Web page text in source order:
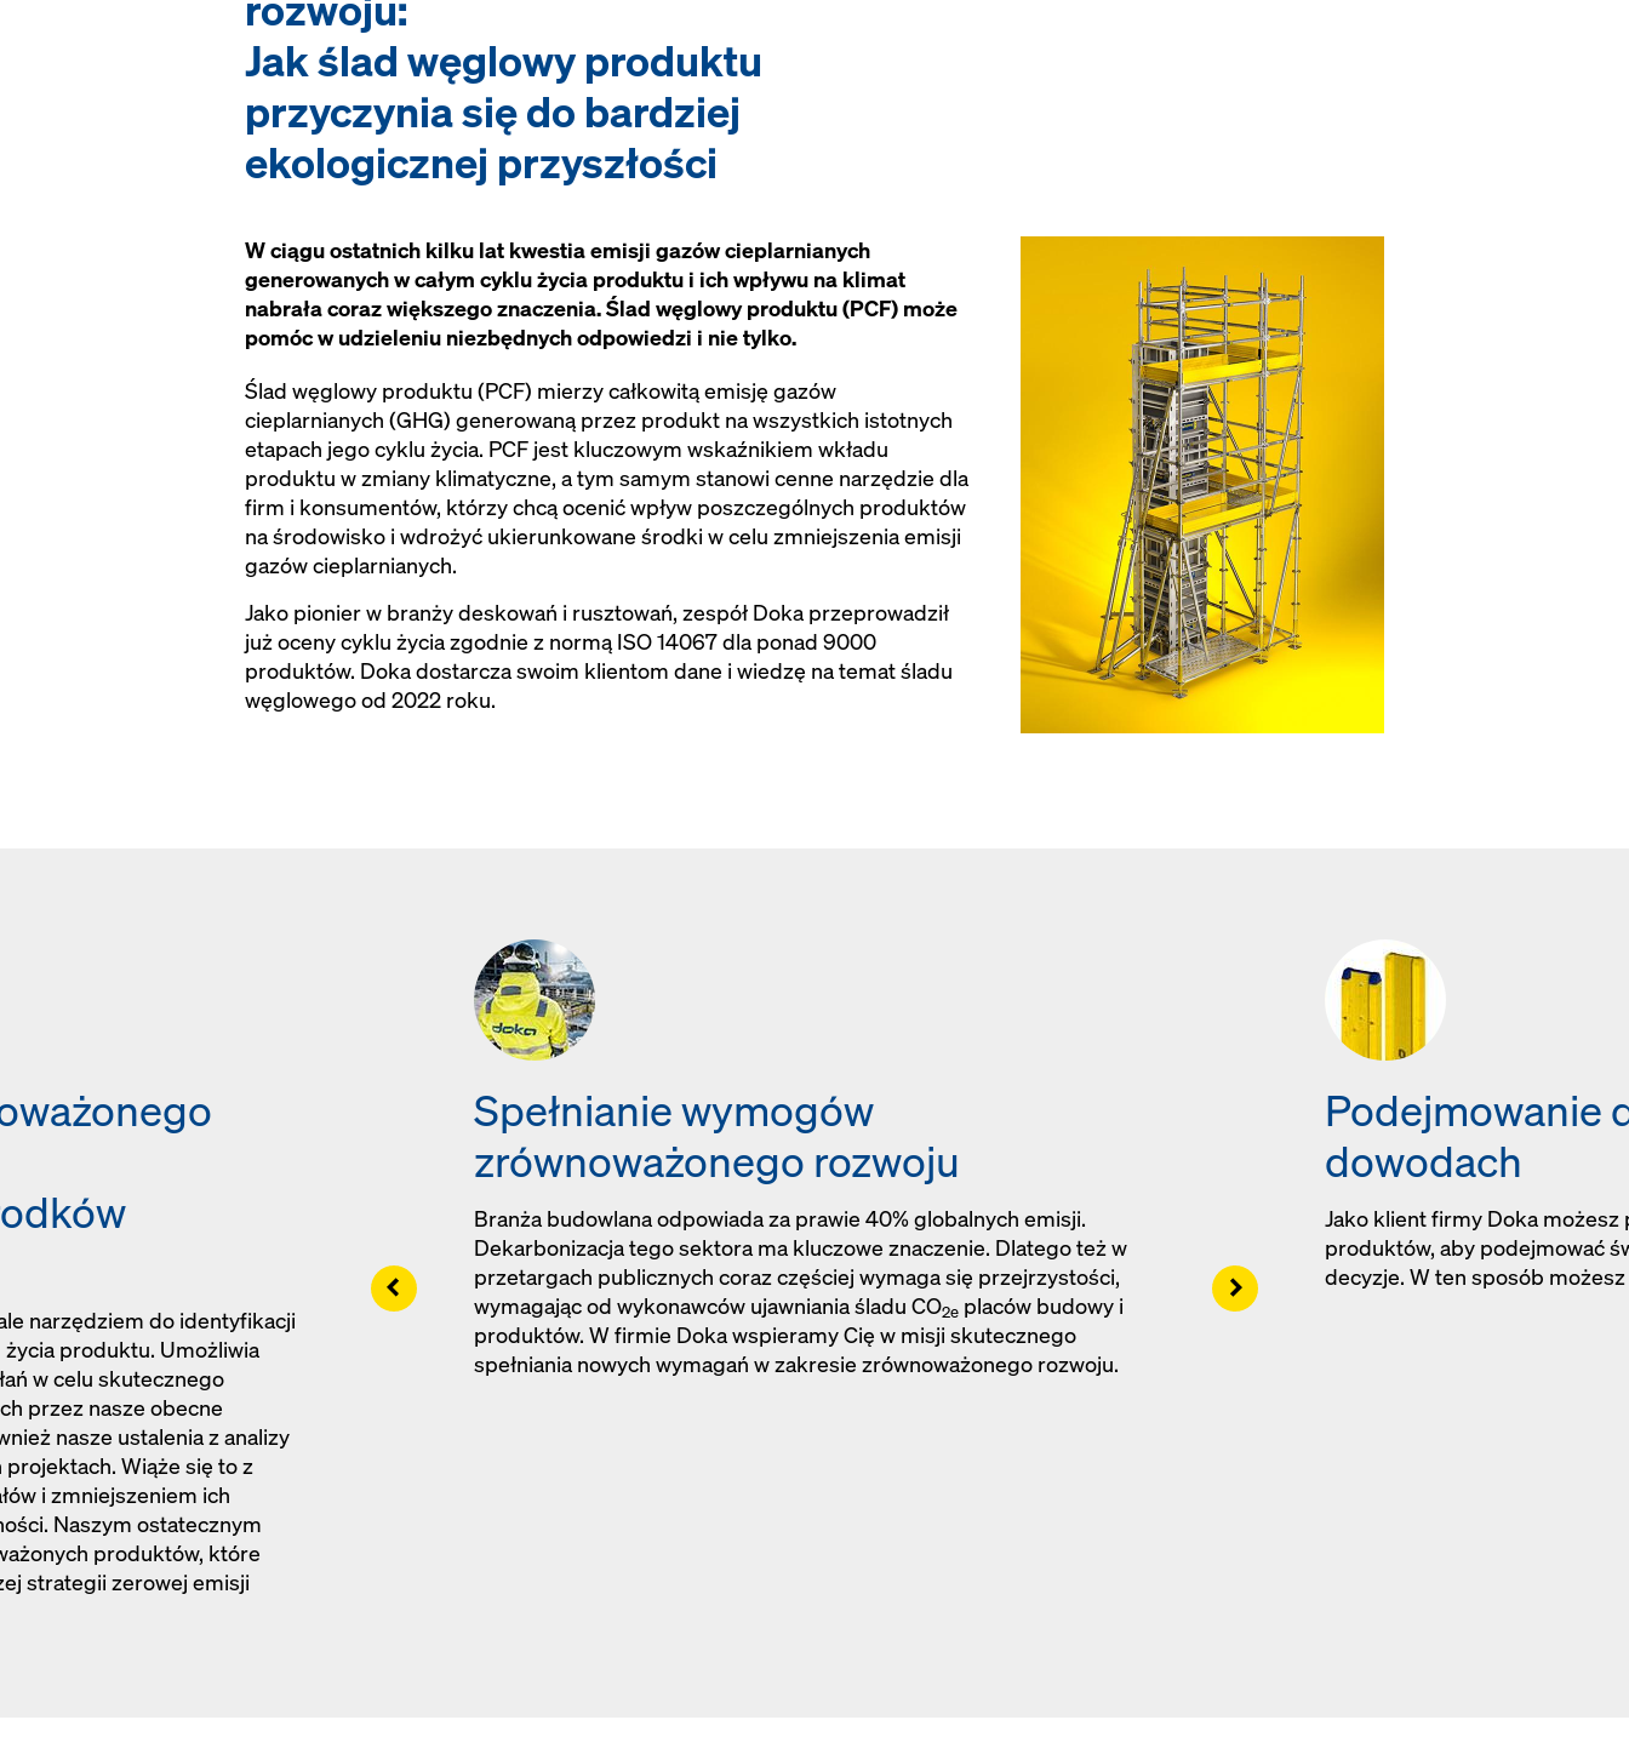
Jak ślad węglowy produktu
przyczynia się do bardziej
ekologicznej przyszłości
W ciągu ostatnich kilku lat kwestia emisji gazów cieplarnianych
generowanych w całym cyklu życia produktu i ich wpływu na klimat
nabrała coraz większego znaczenia. Ślad węglowy produktu (PCF) może
pomóc w udzieleniu niezbędnych odpowiedzi i nie tylko.
Ślad węglowy produktu (PCF) mierzy całkowitą emisję gazów
cieplarnianych (GHG) generowaną przez produkt na wszystkich istotnych
etapach jego cyklu życia. PCF jest kluczowym wskaźnikiem wkładu
produktu w zmiany klimatyczne, a tym samym stanowi cenne narzędzie dla
firm i konsumentów, którzy chcą ocenić wpływ poszczególnych produktów
na środowisko i wdrożyć ukierunkowane środki w celu zmniejszenia emisji
gazów cieplarnianych.
Jako pionier w branży deskowań i rusztowań, zespół Doka przeprowadził
już oceny cyklu życia zgodnie z normą ISO 14067 dla ponad 9000
produktów. Doka dostarcza swoim klientom dane i wiedzę na temat śladu
węglowego od 2022 roku.
Spełnianie wymogów
zrównoważonego rozwoju
Branża budowlana odpowiada za prawie 40% globalnych emisji.
Dekarbonizacja tego sektora ma kluczowe znaczenie. Dlatego też w
przetargach publicznych coraz częściej wymaga się przejrzystości,
wymagając od wykonawców ujawniania śladu CO2e placów budowy i
produktów. W firmie Doka wspieramy Cię w misji skutecznego
spełniania nowych wymagań w zakresie zrównoważonego rozwoju.
Podejmowanie
dowodach
Jako klient firmy Doka
produktów, aby podejmować
decyzje. W ten sposób
narzędziem do identyfikacji
życia produktu. Umożliwia
w celu skutecznego
przez nasze obecne
nasze ustalenia z analizy
Wiąże się to z
i zmniejszeniem ich
Naszym ostatecznym
produktów, które
strategii zerowej emisji
Left Right